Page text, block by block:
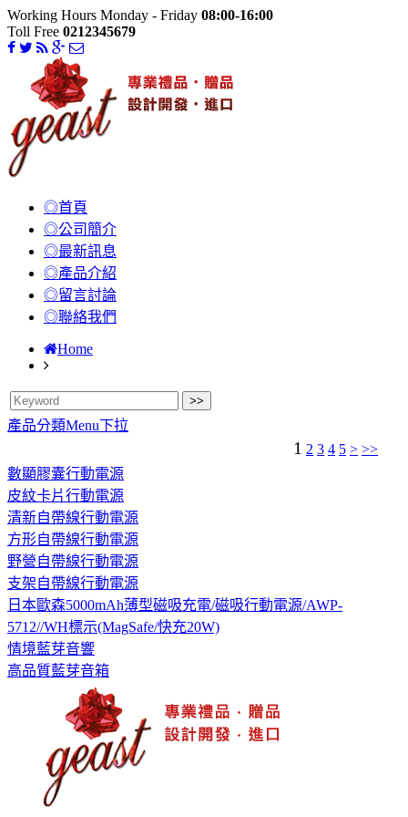
Working Hours Monday - Friday 08:00-16:00
Toll Free 0212345679
◎首頁
◎公司簡介
◎最新訊息
◎產品介紹
◎留言討論
◎聯絡我們
Home
產品分類Menu下拉
1 2 3 4 5 > >>
數顯膠囊行動電源
皮紋卡片行動電源
清新自帶線行動電源
方形自帶線行動電源
野營自帶線行動電源
支架自帶線行動電源
日本歐森5000mAh薄型磁吸充電/磁吸行動電源/AWP-
5712//WH標示(MagSafe/快充20W)
情境藍芽音響
高品質藍芽音箱